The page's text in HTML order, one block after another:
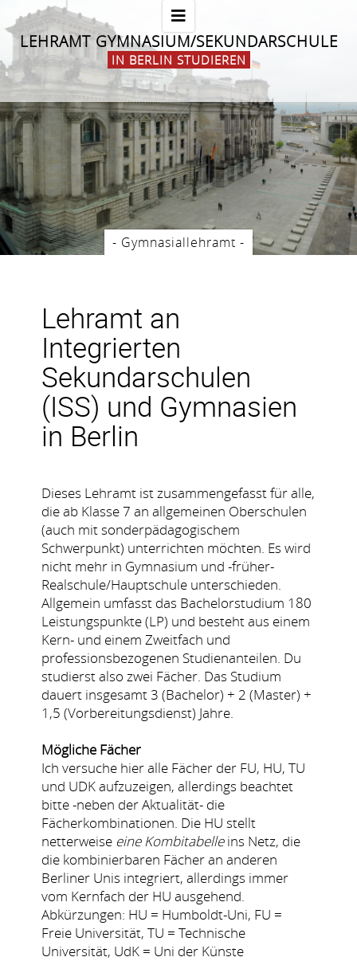
LEHRAMT GYMNASIUM/SEKUNDARSCHULE
IN BERLIN STUDIEREN
- Gymnasiallehramt -
Lehramt an
Integrierten
Sekundarschulen
(ISS) und Gymnasien
in Berlin
Dieses Lehramt ist zusammengefasst für alle,
die ab Klasse 7 an allgemeinen Oberschulen
(auch mit sonderpädagogischem
Schwerpunkt) unterrichten möchten. Es wird
nicht mehr in Gymnasium und -früher-
Realschule/Hauptschule unterschieden.
Allgemein umfasst das Bachelorstudium 180
Leistungspunkte (LP) und besteht aus einem
Kern- und einem Zweitfach und
professionsbezogenen Studienanteilen. Du
studierst also zwei Fächer. Das Studium
dauert insgesamt 3 (Bachelor) + 2 (Master) +
1,5 (Vorbereitungsdienst) Jahre.
Mögliche Fächer
Ich versuche hier alle Fächer der FU, HU,TU
und UDKaufzuzeigen, allerdings beachtet
bitte -neben der Aktualität- die
Fächerkombinationen. Die HU stellt
netterweise eine Kombitabelleins Netz, die
die kombinierbaren Fächer an anderen
Berliner Unis integriert, allerdings immer
vom Kernfach der HU ausgehend.
Abkürzungen: HU = Humboldt-Uni, FU =
Freie Universität, TU = Technische
Universität, UdK = Uni der Künste